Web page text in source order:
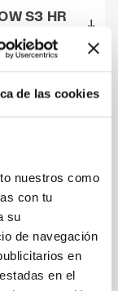
de las cookies
nuestros como
con tu
su
de navegación
en
en el
S3 HR
PRO S
S3 HRO